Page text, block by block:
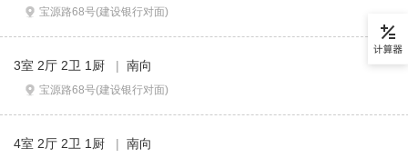
宝源路68号(建设银行对面)
3室 2厅 2卫 1厨 | 南向
宝源路68号(建设银行对面)
4室 2厅 2卫 1厨 | 南向